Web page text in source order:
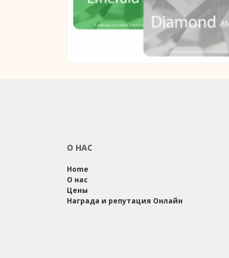
О НАС
Home
О нас
Цены
Награда и репутация Онлайн